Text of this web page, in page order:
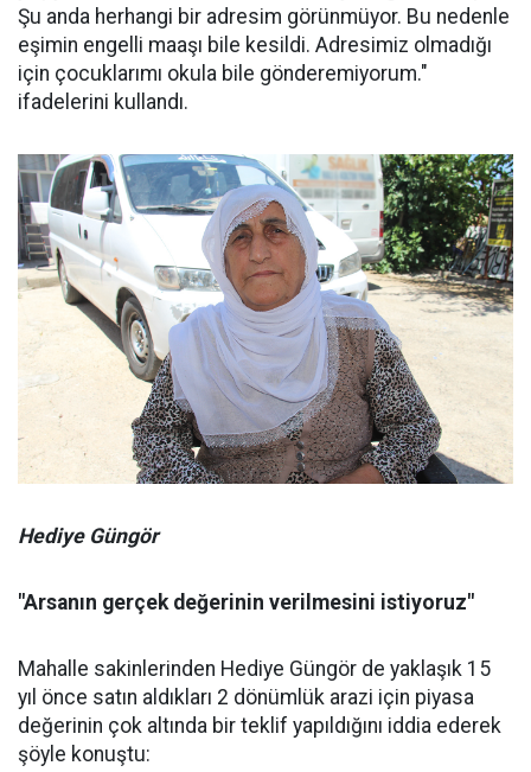
Şu anda herhangi bir adresim görünmüyor. Bu nedenle
eşimin engelli maaşı bile kesildi. Adresimiz olmadığı
için çocuklarımı okula bile gönderemiyorum."
ifadelerini kullandı.
Hediye Güngör
"Arsanın gerçek değerinin verilmesini istiyoruz"
Mahalle sakinlerinden Hediye Güngör de yaklaşık 15
yıl önce satın aldıkları 2 dönümlük arazi için piyasa
değerinin çok altında bir teklif yapıldığını iddia ederek
şöyle konuştu: